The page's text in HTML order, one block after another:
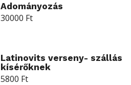
Adományozás
30000 Ft
Latinovits verseny- szállás
kísérőknek
5800 Ft